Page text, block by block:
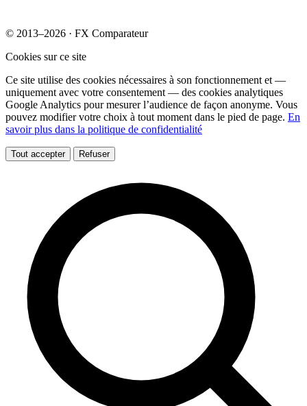
© 2013–2026 · FX Comparateur
Cookies sur ce site
Ce site utilise des cookies nécessaires à son fonctionnement et —
uniquement avec votre consentement — des cookies analytiques
Google Analytics pour mesurer l’audience de façon anonyme. Vous
pouvez modifier votre choix à tout moment dans le pied de page. En
savoir plus dans la politique de confidentialité
Tout accepter Refuser